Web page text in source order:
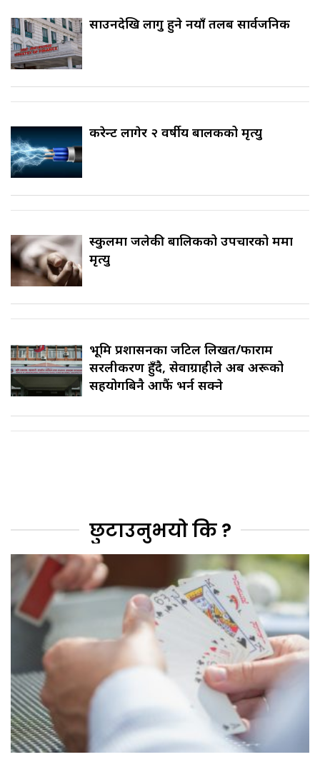
साउनदेखि लागु हुने नयाँ तलब सार्वजनिक
करेन्ट लागेर २ वर्षीय बालकको मृत्यु
स्कुलमा जलेकी बालिकको उपचारको क्रममा
मृत्यु
भूमि प्रशासनका जटिल लिखत/फाराम
सरलीकरण हुँदै, सेवाग्राहीले अब अरूको
सहयोगबिनै आफैं भर्न सक्ने
छुटाउनुभयो कि ?